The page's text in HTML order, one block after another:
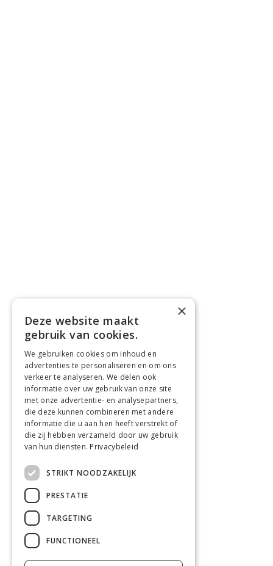
×
Deze website maakt
gebruik van cookies.
We gebruiken cookies om inhoud en
advertenties te personaliseren en om ons
verkeer te analyseren. We delen ook
informatie over uw gebruik van onze site
met onze advertentie- en analysepartners,
die deze kunnen combineren met andere
informatie die u aan hen heeft verstrekt of
die zij hebben verzameld door uw gebruik
van hun diensten. Privacybeleid
STRIKT NOODZAKELIJK
PRESTATIE
TARGETING
FUNCTIONEEL